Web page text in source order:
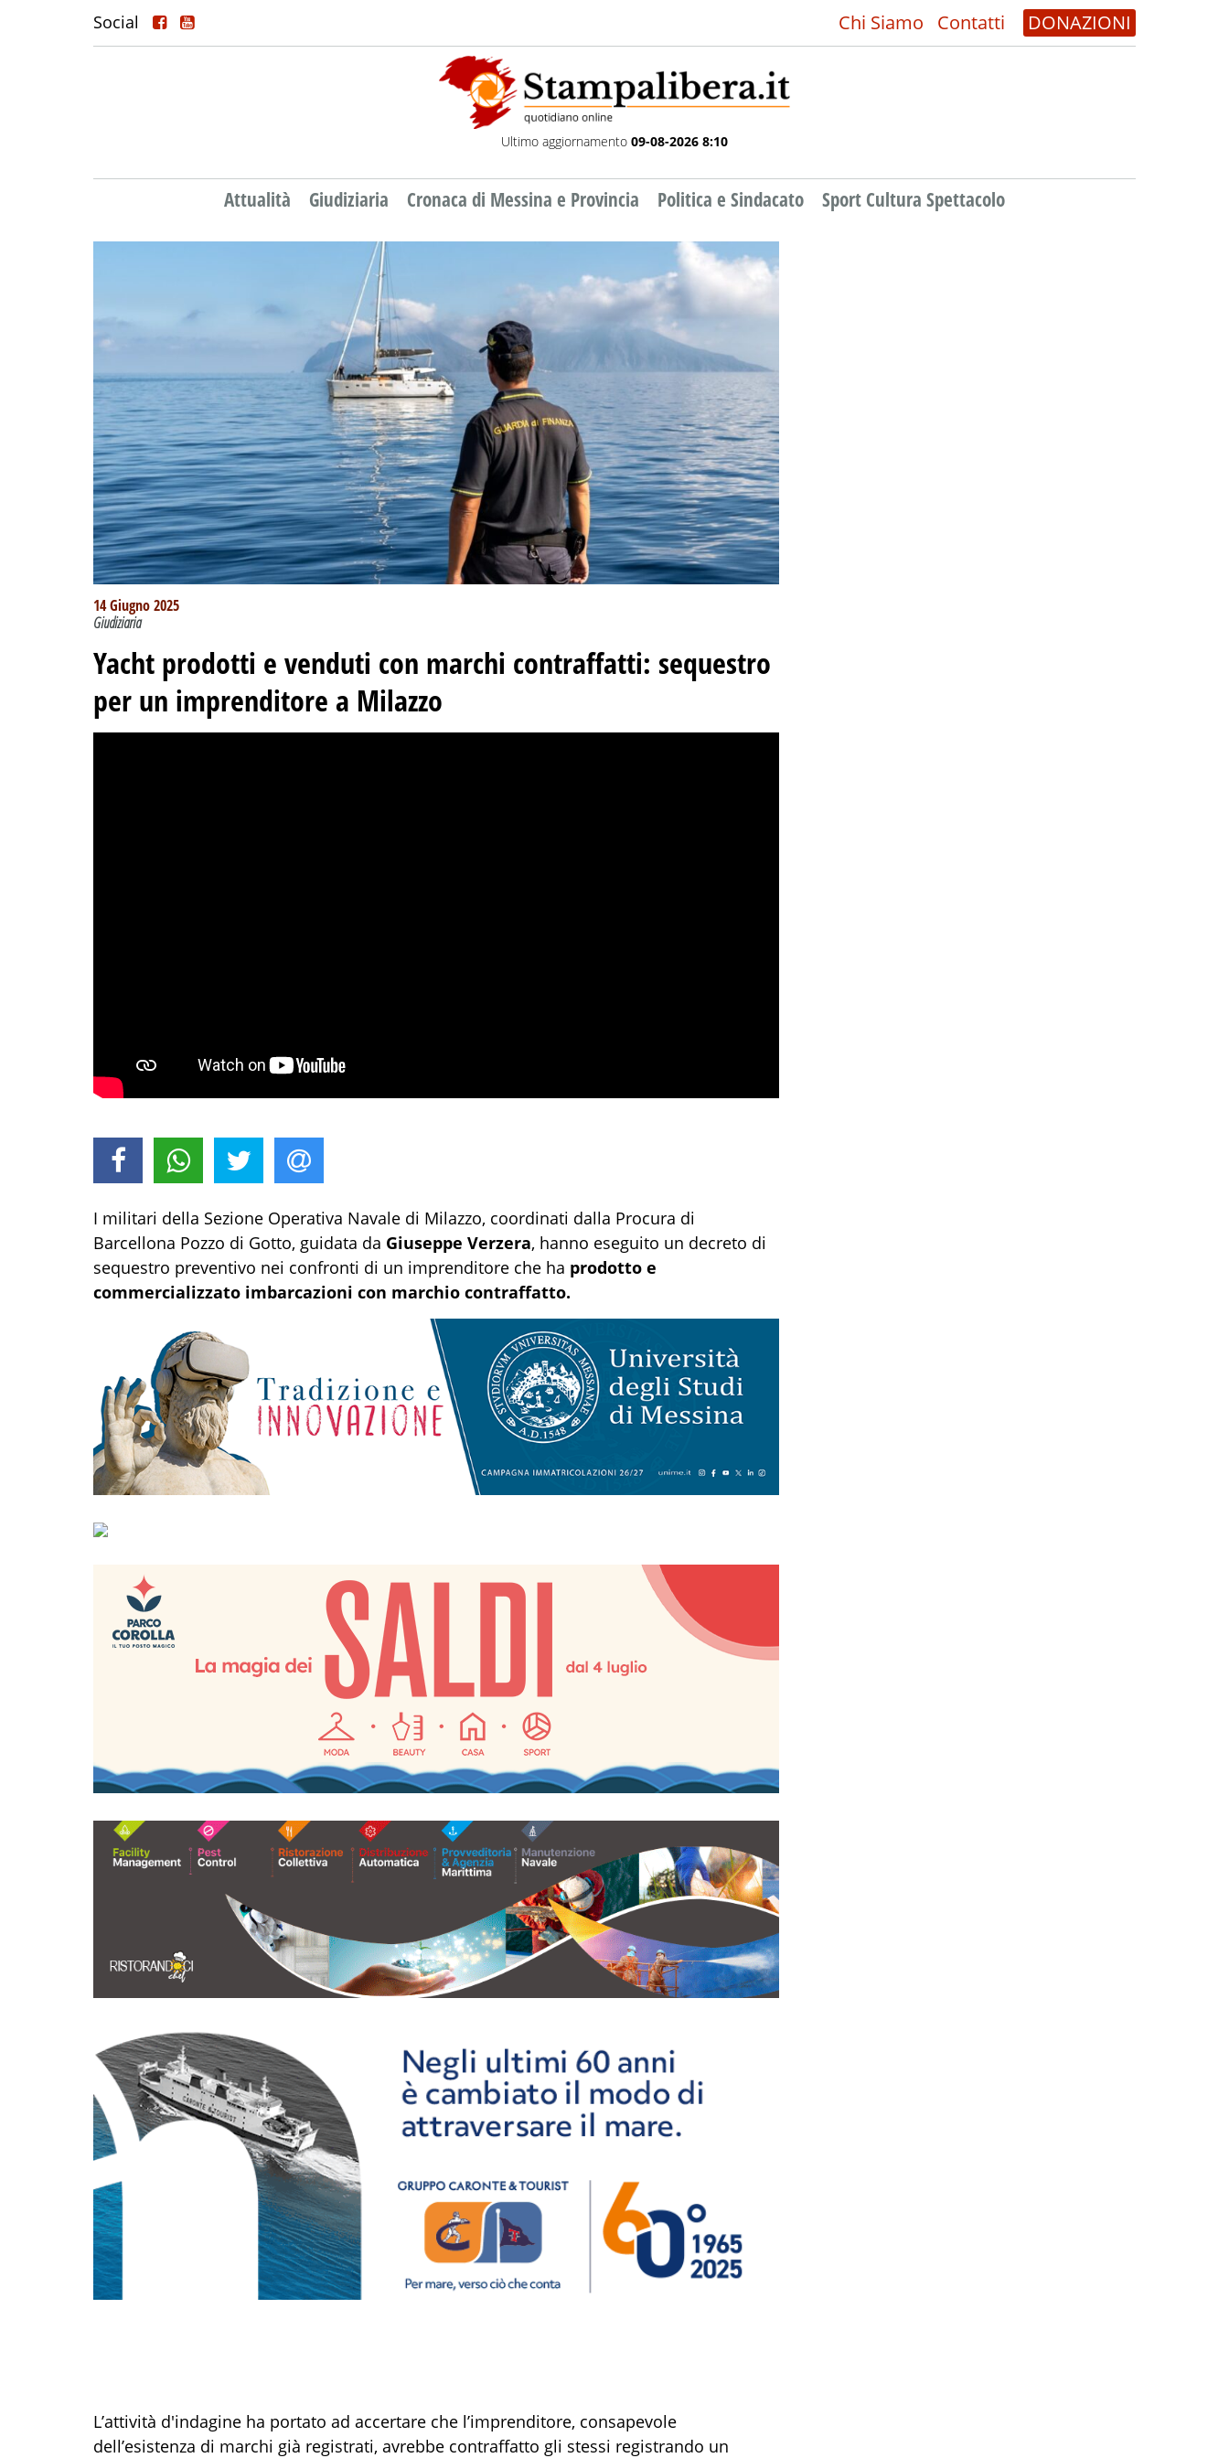
Social Chi Siamo Contatti DONAZIONI
Ultimo aggiornamento 09-08-2026 8:10
Attualità Giudiziaria Cronaca di Messina e Provincia Politica e Sindacato Sport Cultura Spettacolo
14 Giugno 2025
Giudiziaria
Yacht prodotti e venduti con marchi contraffatti: sequestro
per un imprenditore a Milazzo
I militari della Sezione Operativa Navale di Milazzo, coordinati dalla Procura di
Barcellona Pozzo di Gotto, guidata da Giuseppe Verzera, hanno eseguito un decreto di
sequestro preventivo nei confronti di un imprenditore che ha prodotto e
commercializzato imbarcazioni con marchio contraffatto.
L’attività d'indagine ha portato ad accertare che l’imprenditore, consapevole
dell’esistenza di marchi già registrati, avrebbe contraffatto gli stessi registrando un